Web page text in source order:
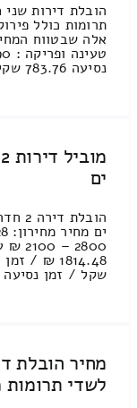
הובלת דירות
נסיעה 783.76 שקל / זמן נסיעה בין ערים [...]
ים
שקל / זמן נסיעה בין
מחיר הובלת
לשדי תרומות